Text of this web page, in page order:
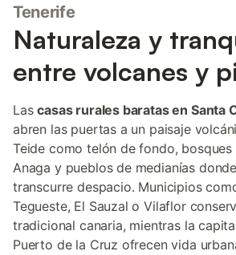
Tenerife
Naturaleza y
entre volcanes y
Lascasas rurales baratas en Santa
abren las puertas a un paisaje
Teide como telón de fondo, bosques
Anaga y pueblos de medianías
transcurre despacio. Municipios
Tegueste, El Sauzal o Vilaflor
tradicional canaria, mientras la
Puerto de la Cruz ofrecen vida